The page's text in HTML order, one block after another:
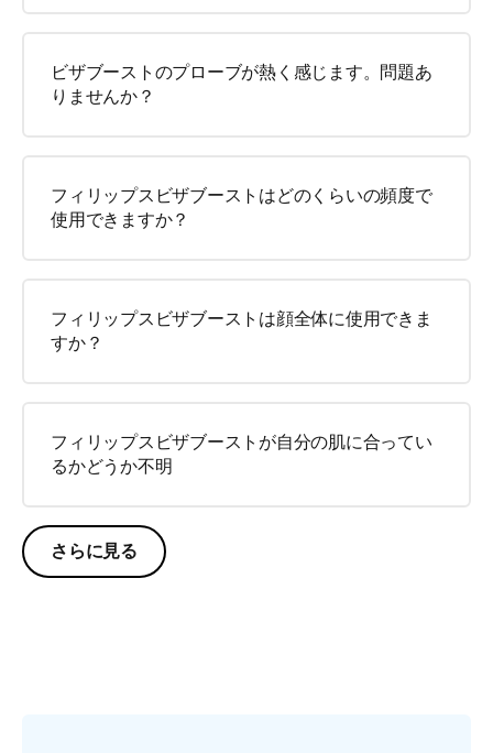
ビザブーストのプローブが熱く感じます。問題あ
りませんか？
フィリップスビザブーストはどのくらいの頻度で
使用できますか？
フィリップスビザブーストは顔全体に使用できま
すか？
フィリップスビザブーストが自分の肌に合ってい
るかどうか不明
さらに見る